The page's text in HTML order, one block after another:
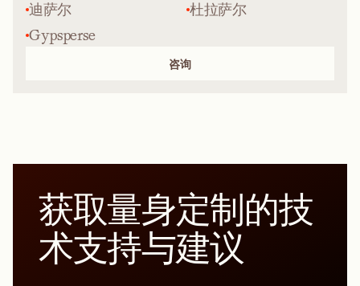
迪萨尔
杜拉萨尔
Gypsperse
咨询
获取量身定制的技
术支持与建议